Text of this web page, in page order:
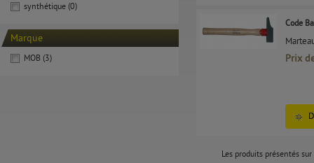
synthétique (0)
Marque
MOB (3)
Code
Prix
Les produits présentés